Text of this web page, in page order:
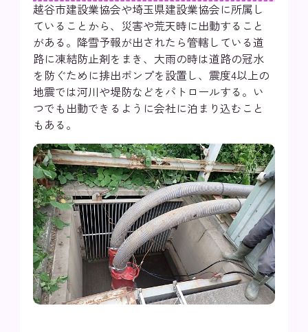
越谷市建設業協会や埼玉県建設業協会に所属し
ていることから、災害や荒天時に出動すること
がある。降雪予報が出されたら管轄している道
路に凍結防止剤をまき、大雨の時は道路の冠水
を防ぐために排出ポンプを設置し、震度4以上の
地震では河川や堤防などをパトロールする。い
つでも出動できるように会社に泊まり込むこと
もある。